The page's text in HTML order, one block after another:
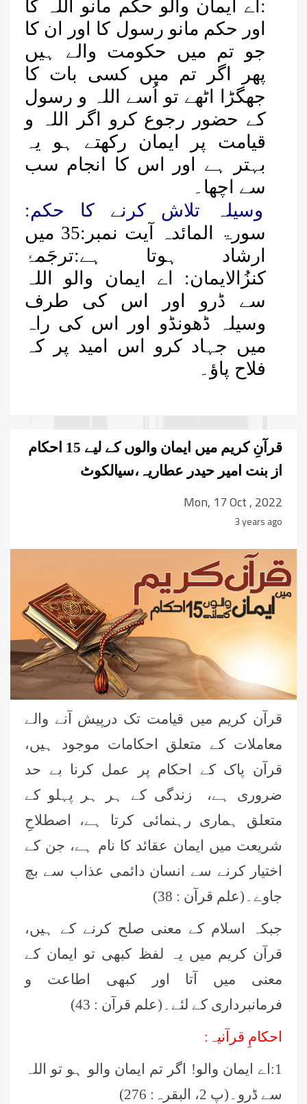
:اے ایمان والو حکم مانو اللہ کا
اور حکم مانو رسول کا اور ان کا
جو تم میں حکومت والے ہیں
پھر اگر تم میں کسی بات کا
جھگڑا اٹھے تو اُسے اللہ و رسول
کے حضور رجوع کرو اگر اللہ و
قیامت پر ایمان رکھتے ہو یہ
بہتر ہے اور اس کا انجام سب
سے اچھا۔
وسیلہ تلاش کرنے کا حکم:
سورۃ المائدہ آیت نمبر:35 میں
ارشاد ہوتا ہے:ترجَمۂ
کنزُالایمان: اے ایمان والو اللہ
سے ڈرو اور اس کی طرف
وسیلہ ڈھونڈو اور اس کی راہ
میں جہاد کرو اس امید پر کہ
فلاح پاؤ۔
قرآنِ کریم میں ایمان والوں کے لیے 15 احکام
از بنت امیر حیدر عطاریہ،سیالکوٹ
Mon, 17 Oct , 2022
3 years ago
قرآن کریم میں قیامت تک درپیش آنے والے
معاملات کے متعلق احکامات موجود ہیں،
قرآن پاک کے احکام پر عمل کرنا بے حد
ضروری ہے، زندگی کے ہر ہر پہلو کے
متعلق ہماری رہنمائی کرتا ہے، اصطلاحِ
شریعت میں ایمان عقائد کا نام ہے، جن کے
اختیار کرنے سے انسان دائمی عذاب سے بچ
جاوے۔(علم قرآن : 38)
جبکہ اسلام کے معنی صلح کرنے کے ہیں،
قرآن کریم میں یہ لفظ کبھی تو ایمان کے
معنی میں آتا اور کبھی اطاعت و
فرمانبرداری کے لئے۔(علم قرآن : 43)
احکامِ قرآنیہ:
1:اے ایمان والو! اگر تم ایمان والو ہو تو اللہ
سے ڈرو۔(پ 2، البقرہ: 276)